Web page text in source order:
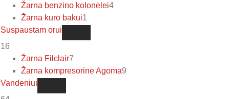
Žarna benzino kolonėlei4
Žarna kuro bakui1
Suspaustam orui
16
Žarna Filclair7
Žarna kompresorinė Agoma9
Vandeniui